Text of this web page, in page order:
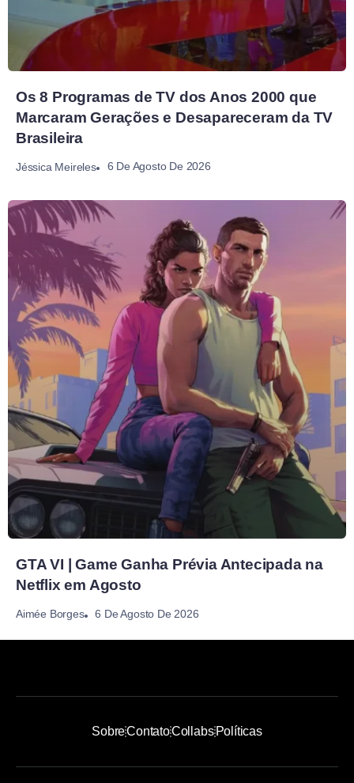
Os 8 Programas de TV dos Anos 2000 que
Marcaram Gerações e Desapareceram da TV
Brasileira
Jéssica Meireles 6 De Agosto De 2026
GTA VI | Game Ganha Prévia Antecipada na
Netflix em Agosto
Aimée Borges 6 De Agosto De 2026
SobreContatoCollabsPolíticas